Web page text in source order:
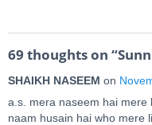
69 thoughts on “
SHAIKH NASEEM on
a.s. mera naseem hai mere
naam husain hai who mere